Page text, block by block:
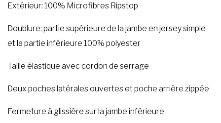
Extérieur: 100% Microfibres Ripstop
Doublure: partie supérieure de la jambe en jersey simple
et la partie inférieure 100% polyester
Taille élastique avec cordon de serrage
Deux poches latérales ouvertes et poche arrière zippée
Fermeture à glissière sur la jambe inférieure